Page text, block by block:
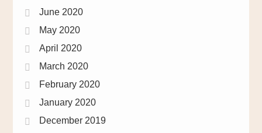
June 2020
May 2020
April 2020
March 2020
February 2020
January 2020
December 2019